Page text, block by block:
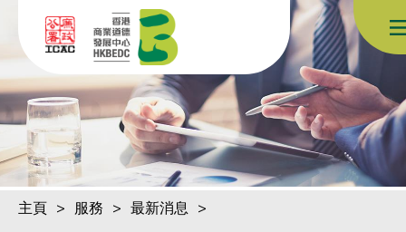
跳到內容（按回車鍵）
主頁 > 服務 > 最新消息 >